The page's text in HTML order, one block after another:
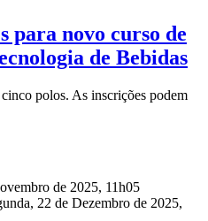
para novo curso de
de Bebidas
polos. As inscrições podem
de 2025, 11h05
22 de Dezembro de 2025,